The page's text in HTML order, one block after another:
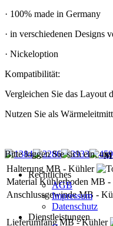
· 100% made in Germany
· in verschiedenen Designs
· Nickeloption
Kompatibilität:
Vergleichen Sie das Layout
Nutzen Sie als
Halterung MB - Kühler
Material Kühlerboden MB
Anschlussgewinde MB -
Lieferumfang MB - Kühler
Bitte loggen Sie sich ein,
Rechtliches
AGB
Impressum
Datenschutz
Dienstleistungen